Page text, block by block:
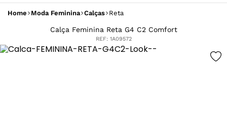
Home Moda Feminina Calças Reta
Calça Feminina Reta G4 C2 Comfort
REF: 1A09572